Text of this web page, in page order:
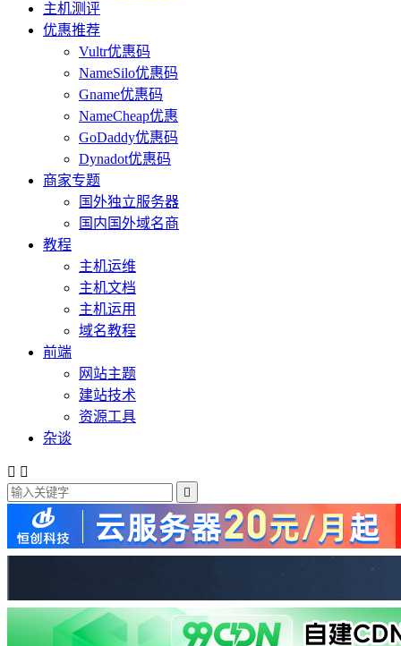
主机测评
优惠推荐
Vultr优惠码
NameSilo优惠码
Gname优惠码
NameCheap优惠
GoDaddy优惠码
Dynadot优惠码
商家专题
国外独立服务器
国内国外域名商
教程
主机运维
主机文档
主机运用
域名教程
前端
网站主题
建站技术
资源工具
杂谈
 
